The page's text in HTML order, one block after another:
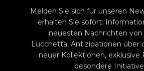
Melden Sie sich für unseren
erhalten Sie sofort:
neuesten Nachrichten
Lucchetta, Antizipationen über
neuer Kollektionen, exklusive
besondere